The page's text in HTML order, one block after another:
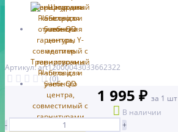
Артикул: art12000043033662322
(0)
1 995 ₽ за 1 шт
В наличии
-
+